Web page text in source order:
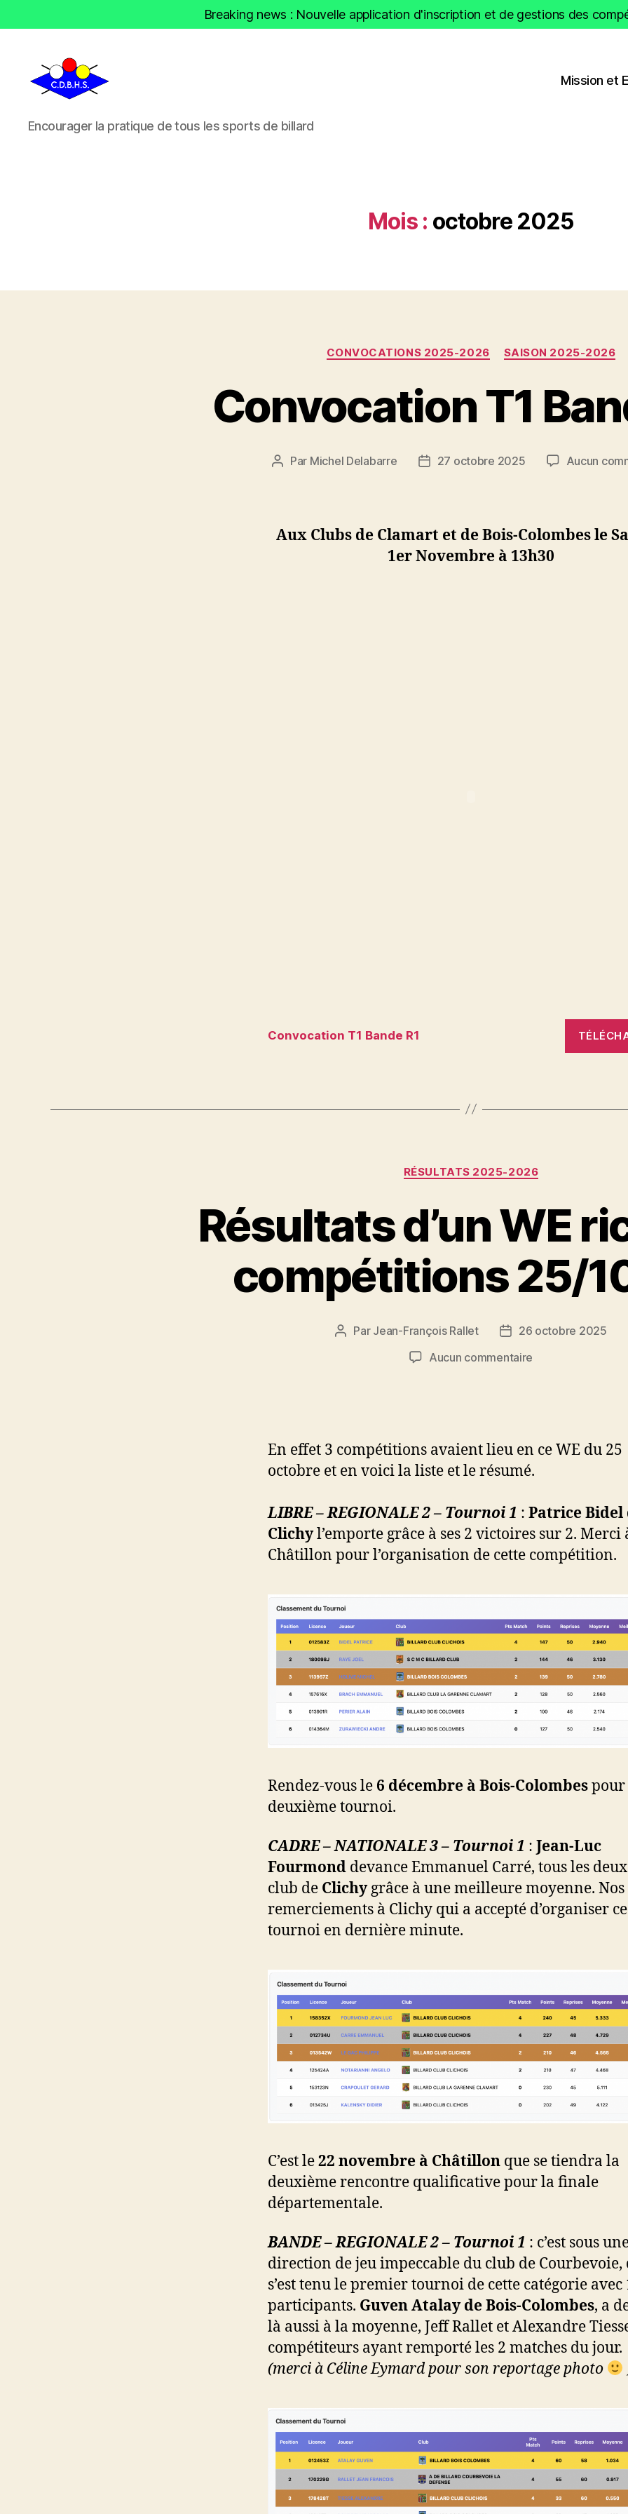
Breaking news : Nouvelle application d'inscription et de gestions des
CDBHS
Encourager la pratique de tous les sports de billard
Mission et
Mois : octobre 2025
Catégories
CONVOCATIONS 2025-2026 SAISON 2025-2026
Convocation T1
Auteur
Par Michel Delabarre
Date27 octobre 2025 Aucun
Aux Clubs de Clamart et de Bois-Colombes le
1er Novembre à 13h30
Convocation T1 Bande R1
Catégories
RÉSULTATS 2025-2026
Résultats d’un WE
compétitions 25/
Auteur
Par Jean-François Rallet
Date
l’article
26 octobre 2025
Aucun commentaire
compétitions
25/10/25
En effet 3 compétitions avaient lieu en ce WE du 25
octobre et en voici la liste et le résumé.
LIBRE – REGIONALE 2 – Tournoi 1 : Patrice Bidel
Clichyl’emporte grâce à ses 2 victoires sur 2. Merci
Châtillon pour l’organisation de cette compétition.
Rendez-vous le 6 décembre à Bois-Colombespour
deuxième tournoi.
CADRE – NATIONALE 3 – Tournoi 1 : Jean-Luc
Fourmond devance Emmanuel Carré, tous les
club de Clichygrâce à une meilleure moyenne. Nos
remerciements à Clichy qui a accepté d’organiser ce
tournoi en dernière minute.
C’est le22 novembre à Châtillon que se tiendra la
deuxième rencontre qualificative pour la finale
départementale.
BANDE – REGIONALE 2 – Tournoi 1 : c’est sous
direction de jeu impeccable du club de Courbevoie,
s’est tenu le premier tournoi de cette catégorie avec
participants. Guven Atalay de Bois-Colombes, a
là aussi à la moyenne, Jeff Rallet et Alexandre
compétiteurs ayant remporté les 2 matches du jour.
(merci à Céline Eymard pour son reportage photo